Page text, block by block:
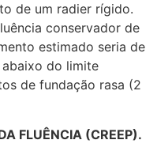
de um radier rígido.
conservador de
estimado seria de
do limite
de fundação rasa (2
FLUÊNCIA (CREEP).